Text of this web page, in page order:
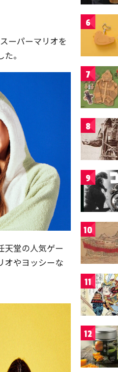
ーパーマリオを
。
天堂の人気ゲー
オやヨッシーな
6
7
8
9
10
11
12